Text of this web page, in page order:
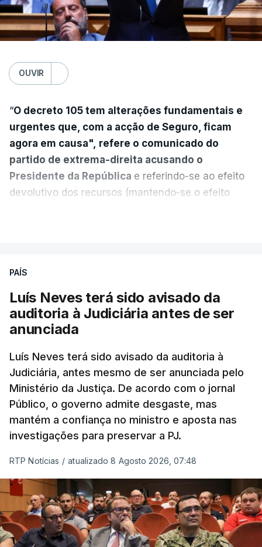
OUVIR
“O decreto 105 tem alterações fundamentais e
urgentes que, com a acção de Seguro, ficam
agora em causa", refere o comunicado do
partido de extrema-direita acusando o
Presidente da República e referindo-se ao efeito
devolutivo dos recursos (mantendo-se o efeito
quanto à possibilidade de expulsar do país
cidadãos adultos em situação ilegal, se
tiverem filhos menores.
prazo de 60 dias, os imigrantes terão que ser
libertados,ainda que os seus pedidos de asilo
tenham sido rejeitados pelas autoridades
competentes”, referem.
“Isto é de uma enorme irresponsabilidade
poderem entrar e residir legalmente em Portugal”,
acrescenta, concluindo que“são exactamente
este tipo de actos políticos irresponsáveis que
produzem o designado efeito de chamada, ou
PAÍS
Luís Neves terá sido avisado da
auditoria à Judiciária antes de ser
anunciada
Luís Neves terá sido avisado da auditoria à
Judiciária, antes mesmo de ser anunciada pelo
Ministério da Justiça. De acordo com o jornal
Público, o governo admite desgaste, mas
mantém a confiança no ministro e aposta nas
investigações para preservar a PJ.
RTP Notícias / atualizado 8 Agosto 2026, 07:48